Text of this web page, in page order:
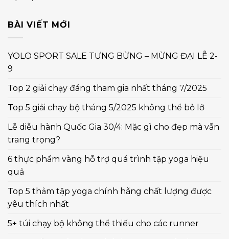
BÀI VIẾT MỚI
YOLO SPORT SALE TƯNG BỪNG – MỪNG ĐẠI LỄ 2-
9
Top 2 giải chạy đáng tham gia nhất tháng 7/2025
Top 5 giải chạy bộ tháng 5/2025 không thể bỏ lỡ
Lễ diễu hành Quốc Gia 30/4: Mặc gì cho đẹp mà vẫn
trang trọng?
6 thực phẩm vàng hỗ trợ quá trình tập yoga hiệu
quả
Top 5 thảm tập yoga chính hãng chất lượng được
yêu thích nhất
5+ túi chạy bộ không thể thiếu cho các runner